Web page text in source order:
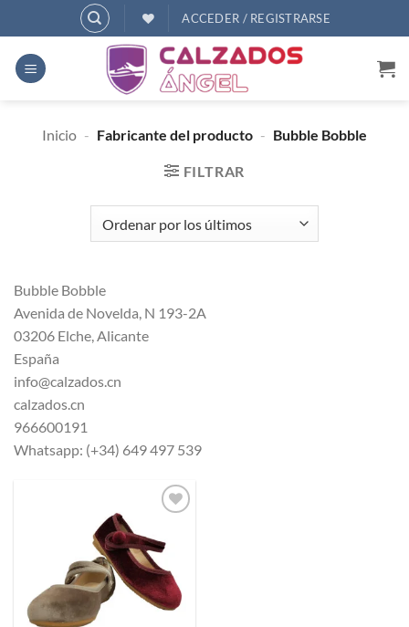
al
contenido
ACCEDER / REGISTRARSE
Inicio - Fabricante del producto - Bubble Bobble
FILTRAR
Bubble Bobble
Avenida de Novelda, N 193-2A
03206 Elche, Alicante
España
info@calzados.cn
calzados.cn
966600191
Whatsapp: (+34) 649 497 539
deseos